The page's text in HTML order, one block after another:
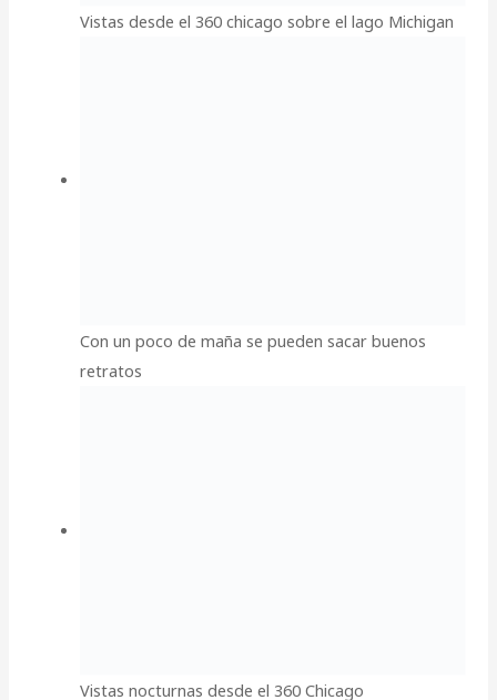
Vistas desde el 360 chicago sobre el lago Michigan
Con un poco de maña se pueden sacar buenos
retratos
Vistas nocturnas desde el 360 Chicago